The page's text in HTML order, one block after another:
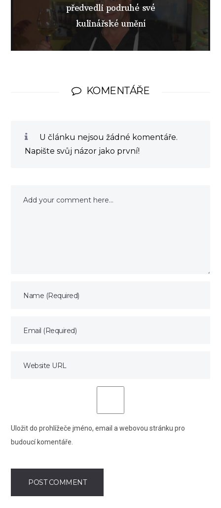
předvedli podruhé své
kulinářské umění
KOMENTÁŘE
U článku nejsou žádné komentáře.
Napište svůj názor jako první!
Uložit do prohlížeče jméno, email a webovou stránku pro
budoucí komentáře.